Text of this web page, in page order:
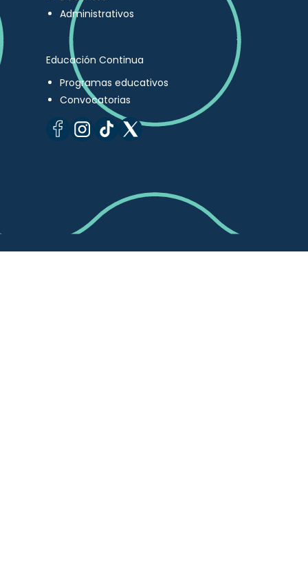
Administrativos
Educación Continua
Programas educativos
Convocatorias